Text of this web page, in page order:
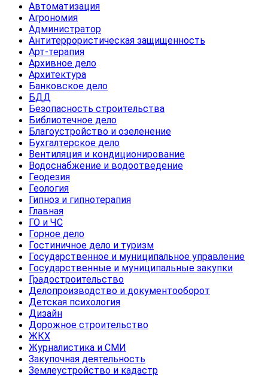
Автоматизация
Агрономия
Администратор
Антитеррористическая защищенность
Арт-терапия
Архивное дело
Архитектура
Банковское дело
БДД
Безопасность строительства
Библиотечное дело
Благоустройство и озеленение
Бухгалтерское дело
Вентиляция и кондиционирование
Водоснабжение и водоотведение
Геодезия
Геология
Гипноз и гипнотерапия
Главная
ГО и ЧС
Горное дело
Гостиничное дело и туризм
Государственное и муниципальное управление
Государственные и муниципальные закупки
Градостроительство
Делопроизводство и документооборот
Детская психология
Дизайн
Дорожное строительство
ЖКХ
Журналистика и СМИ
Закупочная деятельность
Землеустройство и кадастр